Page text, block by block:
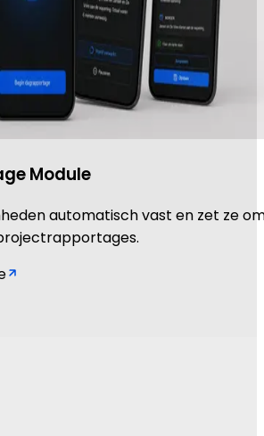
Module
automatisch vast en zet ze